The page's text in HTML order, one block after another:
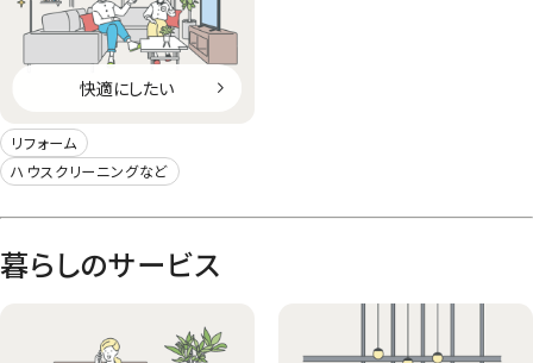
快適にしたい
リフォーム
ハウスクリーニングなど
暮らしのサービス